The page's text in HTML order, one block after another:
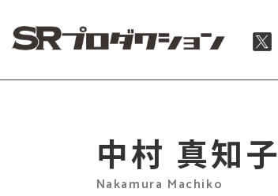
中村 真知子
Nakamura Machiko